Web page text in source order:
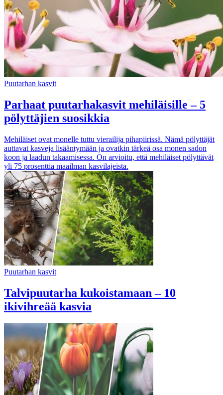
Puutarhan kasvit
Parhaat puutarhakasvit mehiläisille – 5
pölyttäjien suosikkia
Mehiläiset ovat monelle tuttu vierailija pihapiirissä. Nämä pölyttäjät
auttavat kasveja lisääntymään ja ovatkin tärkeä osa monen sadon
koon ja laadun takaamisessa. On arvioitu, että mehiläiset pölyttävät
yli 75 prosenttia maailman kasvilajeista.
Puutarhan kasvit
Talvipuutarha kukoistamaan – 10
ikivihreää kasvia